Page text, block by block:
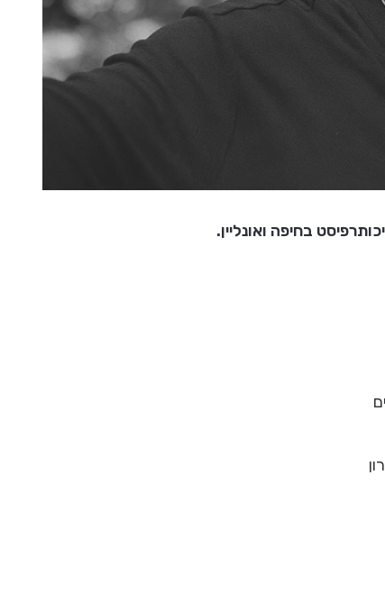
בחיפה ואונליין.